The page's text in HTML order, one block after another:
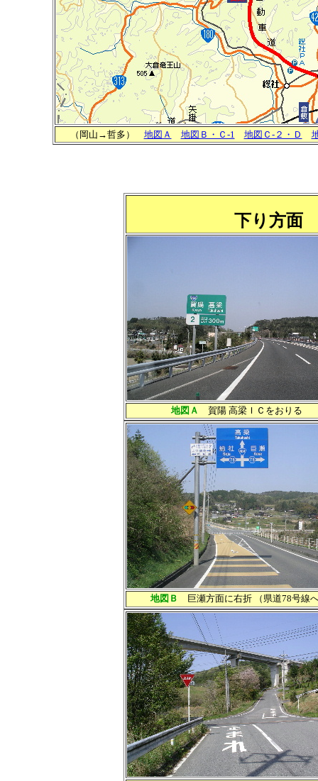
（岡山→哲多） 地図Ａ 地図Ｂ・Ｃ-1 地図Ｃ-２・Ｄ
下り方面
地図Ａ 賀陽 高梁ＩＣをおりる
地図Ｂ 巨瀬方面に右折 （県道78号線